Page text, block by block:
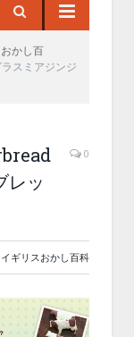
かし百
スミアジンジ
レッ
0
イギリスおかし百科